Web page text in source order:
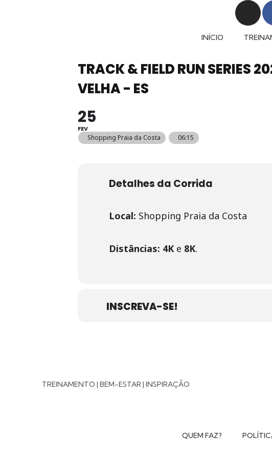
INÍCIO
TRACK & FIELD RUN SERIES
VELHA - ES
25
FEV
Shopping Praia da Costa 06:15
Detalhes da Corrida
Local: Shopping Praia da Costa
Distâncias: 4Ke 8K.
INSCREVA-SE!
TREINAMENTO | BEM-ESTAR | INSPIRAÇÃO
QUEM FAZ?